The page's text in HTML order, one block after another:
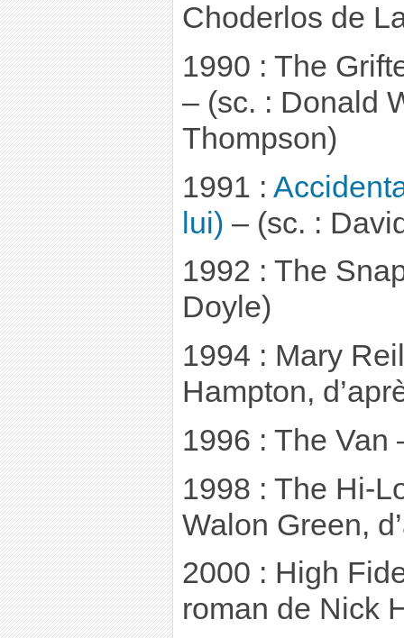
Choderlos de
1990 : The
– (sc. : Donald
Thompson)
1991 :
lui) – (sc. :
1992 : The
Doyle)
1994 : Mary
Hampton,
1996 : The Van
1998 : The Hi-
Walon Green,
2000 : High
roman de Nick